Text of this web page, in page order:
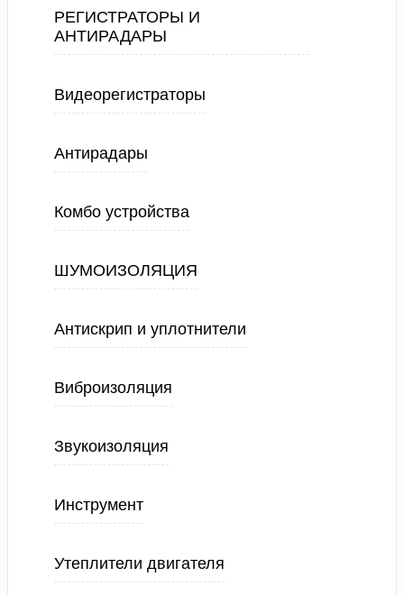
РЕГИСТРАТОРЫ И
АНТИРАДАРЫ
Видеорегистраторы
Антирадары
Комбо устройства
ШУМОИЗОЛЯЦИЯ
Антискрип и уплотнители
Виброизоляция
Звукоизоляция
Инструмент
Утеплители двигателя